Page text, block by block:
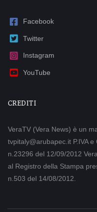
Facebook
Twitter
Instagram
YouTube
CREDITI
VeraTV (Vera News) è un
tvpitaly@arubapec.it P.IVA
n.23296 del 12/09/2012
al Registro della Stampa
n.503 del 14/08/2012.